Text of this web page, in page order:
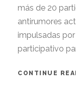
más de 20
antirumores
impulsadas
participativo
CONTINUE